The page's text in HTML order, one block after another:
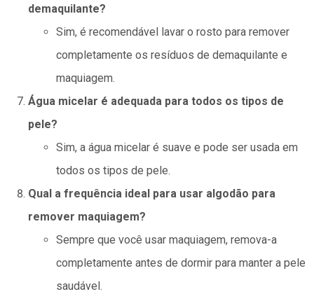
demaquilante?
Sim, é recomendável lavar o rosto para remover
completamente os resíduos de demaquilante e
maquiagem.
Água micelar é adequada para todos os tipos de
pele?
Sim, a água micelar é suave e pode ser usada em
todos os tipos de pele.
Qual a frequência ideal para usar algodão para
remover maquiagem?
Sempre que você usar maquiagem, remova-a
completamente antes de dormir para manter a pele
saudável.